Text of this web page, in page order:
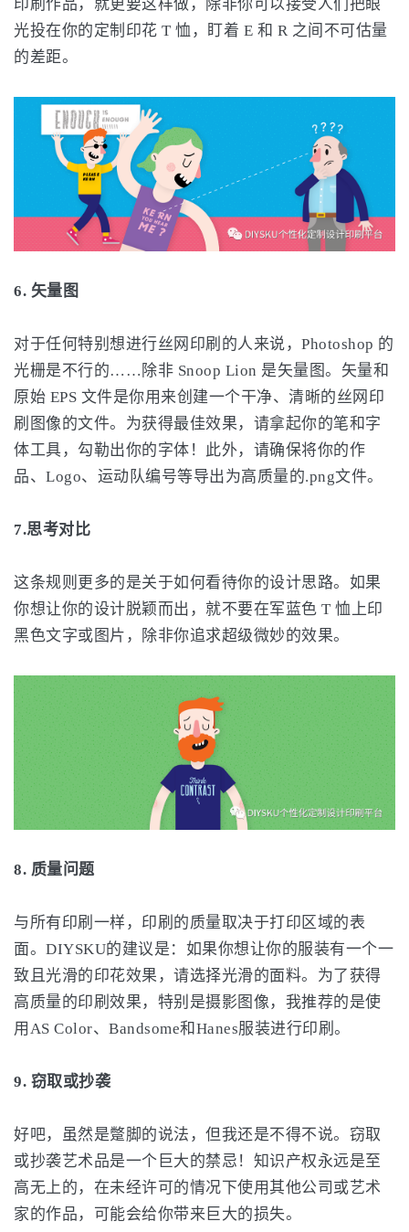
印刷作品，就更要这样做，除非你可以接受人们把眼
光投在你的定制印花 T 恤，盯着 E 和 R 之间不可估量
的差距。
6. 矢量图
对于任何特别想进行丝网印刷的人来说，Photoshop 的
光栅是不行的……除非 Snoop Lion 是矢量图。矢量和
原始 EPS 文件是你用来创建一个干净、清晰的丝网印
刷图像的文件。为获得最佳效果，请拿起你的笔和字
体工具，勾勒出你的字体！此外，请确保将你的作
品、Logo、运动队编号等导出为高质量的.png文件。
7.思考对比
这条规则更多的是关于如何看待你的设计思路。如果
你想让你的设计脱颖而出，就不要在军蓝色 T 恤上印
黑色文字或图片，除非你追求超级微妙的效果。
8. 质量问题
与所有印刷一样，印刷的质量取决于打印区域的表
面。DIYSKU的建议是：如果你想让你的服装有一个一
致且光滑的印花效果，请选择光滑的面料。为了获得
高质量的印刷效果，特别是摄影图像，我推荐的是使
用AS Color、Bandsome和Hanes服装进行印刷。
9. 窃取或抄袭
好吧，虽然是蹩脚的说法，但我还是不得不说。窃取
或抄袭艺术品是一个巨大的禁忌！知识产权永远是至
高无上的，在未经许可的情况下使用其他公司或艺术
家的作品，可能会给你带来巨大的损失。